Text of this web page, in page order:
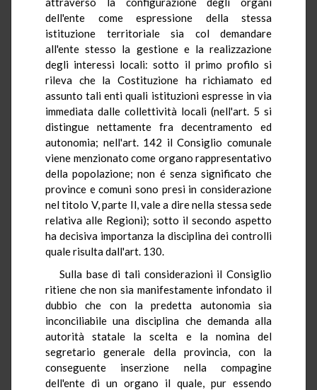
dell'ente come espressione della stessa
istituzione territoriale sia col demandare
all'ente stesso la gestione e la realizzazione
degli interessi locali: sotto il primo profilo si
rileva che la Costituzione ha richiamato ed
assunto tali enti quali istituzioni espresse in via
immediata dalle collettività locali (nell'art. 5 si
distingue nettamente fra decentramento ed
autonomia; nell'art. 142 il Consiglio comunale
viene menzionato come organo rappresentativo
della popolazione; non é senza significato che
province e comuni sono presi in considerazione
nel titolo V, parte Il, vale a dire nella stessa sede
relativa alle Regioni); sotto il secondo aspetto
ha decisiva importanza la disciplina dei controlli
quale risulta dall'art. 130.
Sulla base di tali considerazioni il Consiglio
ritiene che non sia manifestamente infondato il
dubbio che con la predetta autonomia sia
inconciliabile una disciplina che demanda alla
autorità statale la scelta e la nomina del
segretario generale della provincia, con la
conseguente inserzione nella compagine
dell'ente di un organo il quale, pur essendo